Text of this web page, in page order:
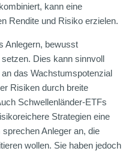
kann eine
Rendite und Risiko erzielen.
Anlegern, bewusst
Dies kann sinnvoll
das Wachstumspotenzial
Risiken durch breite
Schwellenländer-ETFs
Strategien eine
Anleger an, die
wollen. Sie haben jedoch